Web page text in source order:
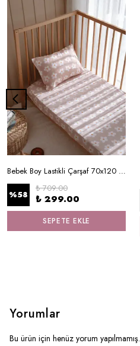
Bebek Boy Lastikli Çarşaf 70x120 cm - Daisy
%58
₺ 709.00
₺ 299.00
SEPETE EKLE
Yorumlar
Bu ürün için henüz yorum yapılmamış.